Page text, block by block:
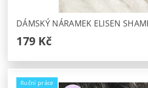
DÁMSKÝ NÁRAMEK ELISEN
179 Kč
Ruční práce